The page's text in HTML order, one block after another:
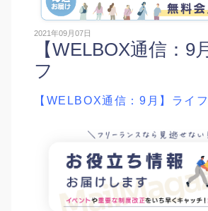
2021年09月07日
【WELBOX通信：9
フ
【WELBOX通信：9月】ライフ